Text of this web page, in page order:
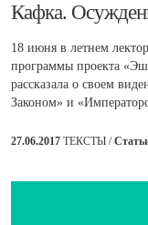
​Кафка.
18 июня в летнем
программы проекта
рассказала о своем
Законом» и
27.06.2017 ТЕКСТЫ /